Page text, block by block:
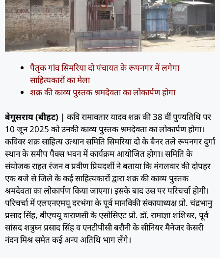
पैतृक गांव सिमरिया दो पंचायत के रूपनगर में लगेगा
साहित्यकारों का मेला
शक्र की काव्य पुस्तक श्रमदेवता का लोकार्पण होगा
बेगूसराय (बीहट) | कवि रामावतार यादव शक्र की 38 वीं पुण्यतिथि पर
10 जून 2025 को उनकी काव्य पुस्तक श्रमदेवता का लोकार्पण होगा।
कविवर शक्र साहित्य उत्थान समिति सिमरिया दो के बैनर तले रूपनगर दुर्गा
स्थान के समीप पैक्स भवन में कार्यक्रम आयोजित होगा। समिति के
संयोजक राहत रंजन व प्रवीण प्रियदर्शी ने बताया कि मंगलवार की दोपहर
एक बजे से जिले के कई साहित्यकारों द्वारा शक्र की काव्य पुस्तक
श्रमदेवता का लोकार्पण किया जाएगा। इसके बाद उस पर परिचर्चा हाेगी।
परिचर्चा में एलएनएमयू दरभंगा के पूर्व मानविकी संकायाध्यक्ष प्रो. चंद्रभानु
प्रसाद सिंह, बीएचयू वाराणसी के एसोसिएट प्रो. डॉ. रामाज्ञा शशिधर, पूर्व
सांसद शत्रुघ्न प्रसाद सिंह व एनटीपीसी बरौनी के सीनियर मैनेजर केसरी
नंदन मिश्र समेत कई अन्य अतिथि भाग लेंगे।